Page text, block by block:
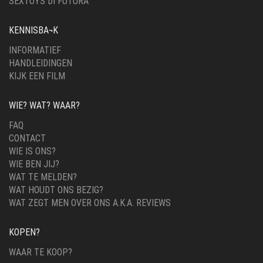
KENNISBA¬K
INFORMATIEF
HANDLEIDINGEN
KIJK EEN FILM
WIE? WAT? WAAR?
FAQ
CONTACT
WIE IS ONS?
WIE BEN JIJ?
WAT TE MELDEN?
WAT HOUDT ONS BEZIG?
WAT ZEGT MEN OVER ONS A.K.A. REVIEWS
KOPEN?
WAAR TE KOOP?